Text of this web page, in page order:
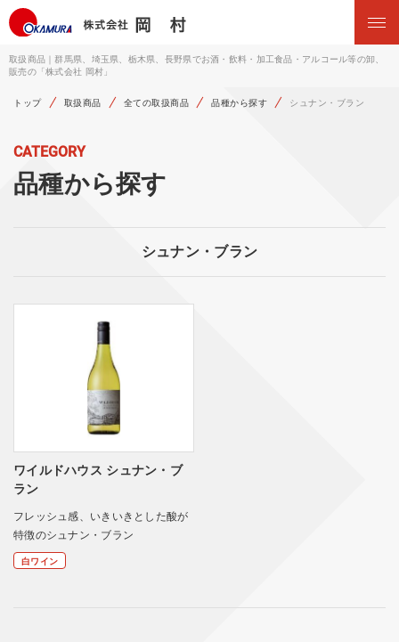
取扱商品｜群馬県、埼玉県、栃木県、長野県でお酒・飲料・加工食品・アルコール等の卸、
販売の「株式会社 岡村」
トップ 取扱商品 全ての取扱商品 品種から探す シュナン・ブラン
CATEGORY
品種から探す
シュナン・ブラン
ワイルドハウス シュナン・ブ
ラン
フレッシュ感、いきいきとした酸が
特徴のシュナン・ブラン
白ワイン